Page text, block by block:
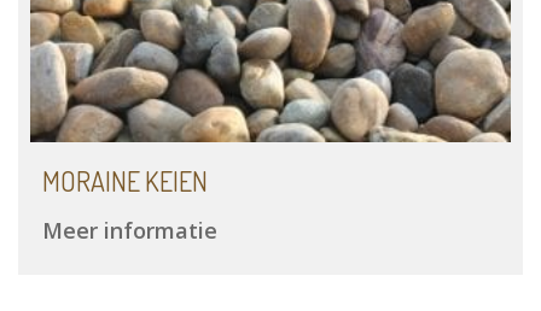
MORAINE KEIEN
Meer informatie